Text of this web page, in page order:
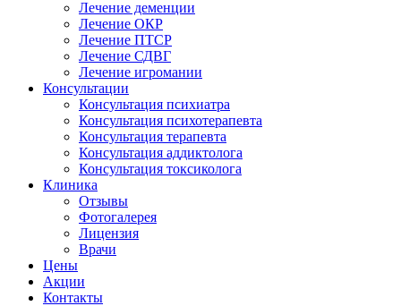
Лечение деменции
Лечение ОКР
Лечение ПТСР
Лечение СДВГ
Лечение игромании
Консультации
Консультация психиатра
Консультация психотерапевта
Консультация терапевта
Консультация аддиктолога
Консультация токсиколога
Клиника
Отзывы
Фотогалерея
Лицензия
Врачи
Цены
Акции
Контакты